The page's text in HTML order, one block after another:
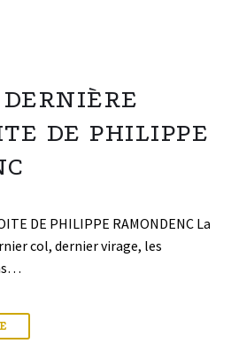
DE PHILIPPE
DE PHILIPPE RAMONDENC La
col, dernier virage, les